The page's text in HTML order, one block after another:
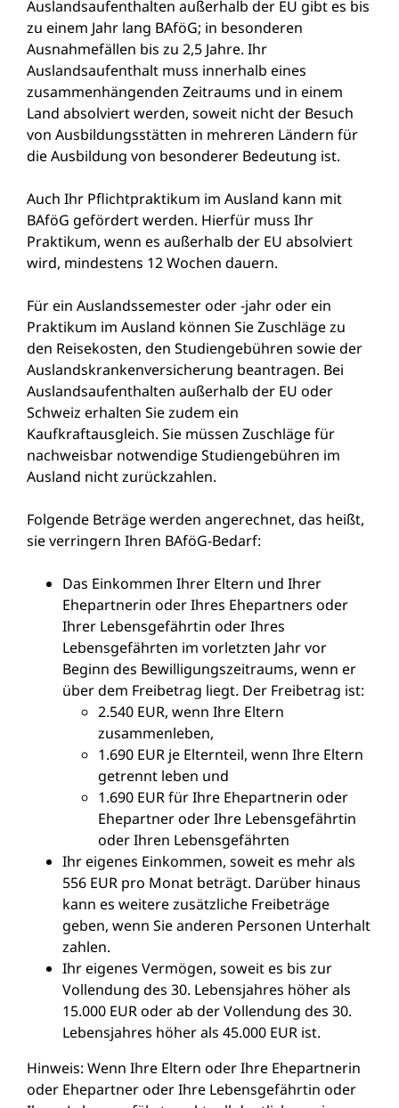
Auslandsaufenthalten außerhalb der EU gibt es bis
zu einem Jahr lang BAföG; in besonderen
Ausnahmefällen bis zu 2,5 Jahre. Ihr
Auslandsaufenthalt muss innerhalb eines
zusammenhängenden Zeitraums und in einem
Land absolviert werden, soweit nicht der Besuch
von Ausbildungsstätten in mehreren Ländern für
die Ausbildung von besonderer Bedeutung ist.
Auch Ihr Pflichtpraktikum im Ausland kann mit
BAföG gefördert werden. Hierfür muss Ihr
Praktikum, wenn es außerhalb der EU absolviert
wird, mindestens 12 Wochen dauern.
Für ein Auslandssemester oder -jahr oder ein
Praktikum im Ausland können Sie Zuschläge zu
den Reisekosten, den Studiengebühren sowie der
Auslandskrankenversicherung beantragen. Bei
Auslandsaufenthalten außerhalb der EU oder
Schweiz erhalten Sie zudem ein
Kaufkraftausgleich. Sie müssen Zuschläge für
nachweisbar notwendige Studiengebühren im
Ausland nicht zurückzahlen.
Folgende Beträge werden angerechnet, das heißt,
sie verringern Ihren BAföG-Bedarf:
Das Einkommen Ihrer Eltern und Ihrer
Ehepartnerin oder Ihres Ehepartners oder
Ihrer Lebensgefährtin oder Ihres
Lebensgefährten im vorletzten Jahr vor
Beginn des Bewilligungszeitraums, wenn er
über dem Freibetrag liegt. Der Freibetrag ist:
2.540 EUR, wenn Ihre Eltern
zusammenleben,
1.690 EUR je Elternteil, wenn Ihre Eltern
getrennt leben und
1.690 EUR für Ihre Ehepartnerin oder
Ehepartner oder Ihre Lebensgefährtin
oder Ihren Lebensgefährten
Ihr eigenes Einkommen, soweit es mehr als
556 EUR pro Monat beträgt. Darüber hinaus
kann es weitere zusätzliche Freibeträge
geben, wenn Sie anderen Personen Unterhalt
zahlen.
Ihr eigenes Vermögen, soweit es bis zur
Vollendung des 30. Lebensjahres höher als
15.000 EUR oder ab der Vollendung des 30.
Lebensjahres höher als 45.000 EUR ist.
Hinweis: Wenn Ihre Eltern oder Ihre Ehepartnerin
oder Ehepartner oder Ihre Lebensgefährtin oder